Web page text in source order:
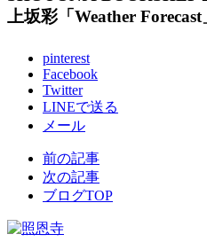
上坂彩「Weather
pinterest
Facebook
Twitter
LINEで送る
メール
前の記事
次の記事
ブログTOP